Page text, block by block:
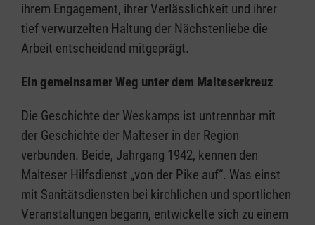
ihrem Engagement, ihrer Verlässlichkeit und ihrer
tief verwurzelten Haltung der Nächstenliebe die
Arbeit entscheidend mitgeprägt.
Ein gemeinsamer Weg unter dem Malteserkreuz
Die Geschichte der Weskamps ist untrennbar mit
der Geschichte der Malteser in der Region
verbunden. Beide, Jahrgang 1942, kennen den
Malteser Hilfsdienst „von der Pike auf“. Was einst
mit Sanitätsdiensten bei kirchlichen und sportlichen
Veranstaltungen begann, entwickelte sich zu einem